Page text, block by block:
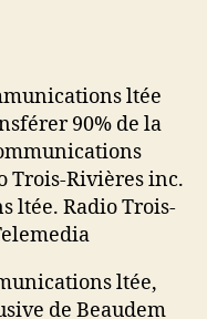
ltée
90% de la
Trois-Rivières inc.
ltée. Radio Trois-
ltée,
de Beaudem